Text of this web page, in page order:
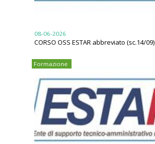
08-06-2026
CORSO OSS ESTAR abbreviato (sc.14/09)
Formazione